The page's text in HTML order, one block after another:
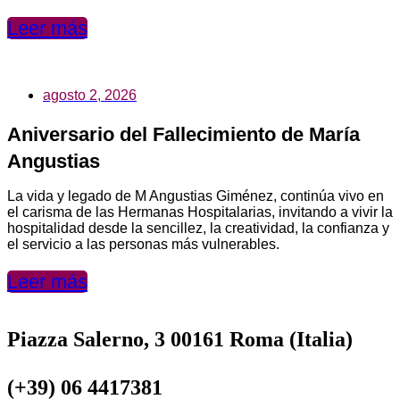
Leer más
agosto 2, 2026
Aniversario del Fallecimiento de María
Angustias
La vida y legado de M Angustias Giménez, continúa vivo en
el carisma de las Hermanas Hospitalarias, invitando a vivir la
hospitalidad desde la sencillez, la creatividad, la confianza y
el servicio a las personas más vulnerables.
Leer más
Piazza Salerno, 3 00161 Roma (Italia)
(+39) 06 4417381